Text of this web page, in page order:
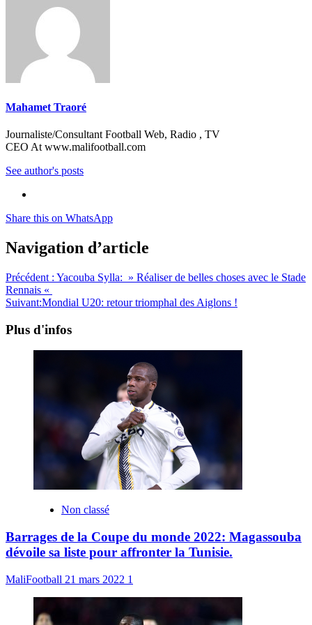
Mahamet Traoré
Journaliste/Consultant Football Web, Radio , TV
CEO At www.malifootball.com
See author's posts
Share this on WhatsApp
Navigation d’article
Précédent : Yacouba Sylla: » Réaliser de belles choses avec le Stade
Rennais «
Suivant:Mondial U20: retour triomphal des Aiglons !
Plus d'infos
Non classé
Barrages de la Coupe du monde 2022: Magassouba
dévoile sa liste pour affronter la Tunisie.
MaliFootball 21 mars 2022 1